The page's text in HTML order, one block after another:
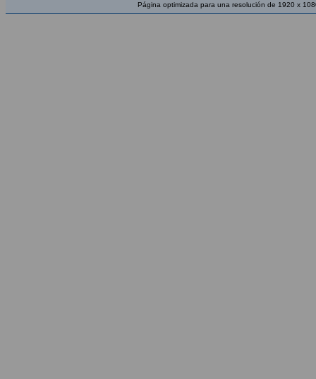
Página optimizada para una resolución de 1920 x